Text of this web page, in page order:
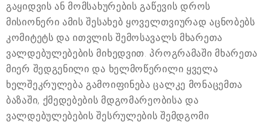
გაყიდვის ან მომსახურების გაწევის დროს
მისიონერი ამის შესახებ ყოველთვიურად აცნობებს
კომიტეტს და ითვლის შემოსავალს მხარეთა
ვალდებულებების მიხედვით. პროგრამაში მხარეთა
მიერ შედგენილი და ხელმოწერილი ყველა
ხელშეკრულება გამოიფინება ცალკე მონაცემთა
ბაზაში, ქმედებების მდგომარეობისა და
ვალდებულებების შესრულების შემდგომი